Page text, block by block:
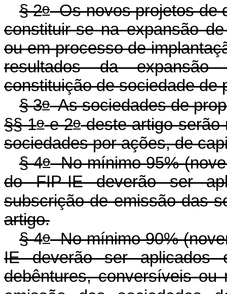
§ 2oOs novos projetos de
constituir-se na expansão
ou em processo de
resultados da expansão
constituição de sociedade de
§ 3oAs sociedades de
§§ 1oe 2odeste artigo serão
sociedades por ações, de
§ 4oNo mínimo 95%
do FIP-IE deverão ser
subscrição de emissão das
artigo.
§ 4oNo mínimo 90%
IE deverão ser aplicados
debêntures, conversíveis